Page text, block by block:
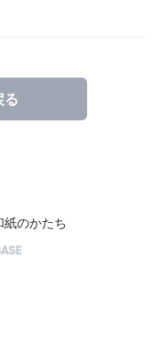
る
紙のかたち